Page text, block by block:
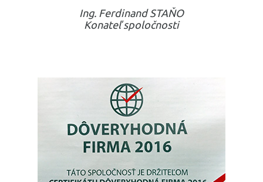
Ing. Ferdinand STAŇO
Konateľ spoločnosti